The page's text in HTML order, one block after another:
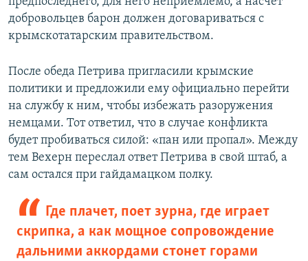
добровольцев барон должен договариваться с
крымскотатарским правительством.
После обеда Петрива пригласили крымские
политики и предложили ему официально перейти
на службу к ним, чтобы избежать разоружения
немцами. Тот ответил, что в случае конфликта
будет пробиваться силой: «пан или пропал». Между
тем Вехерн переслал ответ Петрива в свой штаб, а
сам остался при гайдамацком полку.
Где плачет, поет зурна, где играет
скрипка, а как мощное сопровождение
дальними аккордами стонет горами